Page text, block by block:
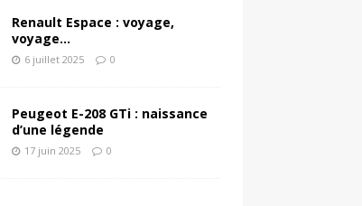
Renault Espace : voyage,
voyage…
6 juillet 2025 0
Peugeot E-208 GTi : naissance
d’une légende
17 juin 2025 0